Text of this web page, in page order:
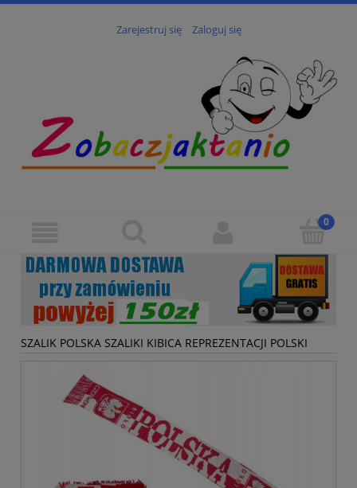
Zarejestruj się Zaloguj się
SZALIK POLSKA SZALIKI KIBICA REPREZENTACJI POLSKI